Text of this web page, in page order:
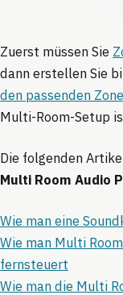
Zuerst müssen Sie
dann erstellen Sie
den passenden
Multi-Room-Setup
Die folgenden
Multi Room Audio
Wie man eine
Wie man Multi
fernsteuert
Wie man die Multi